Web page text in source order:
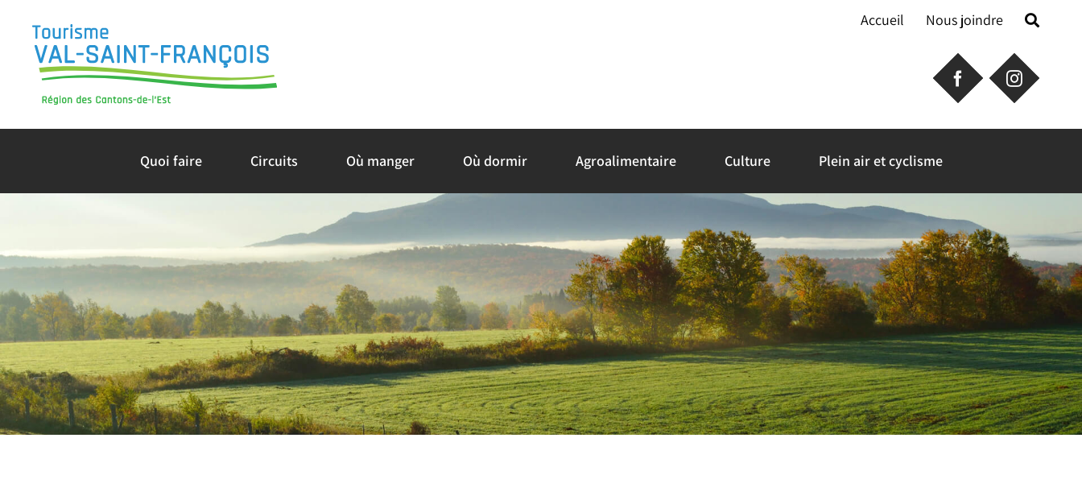
content
Accueil Nous joindre
Quoi faire Circuits Où manger Où dormir Agroalimentaire Culture Plein air et cyclisme